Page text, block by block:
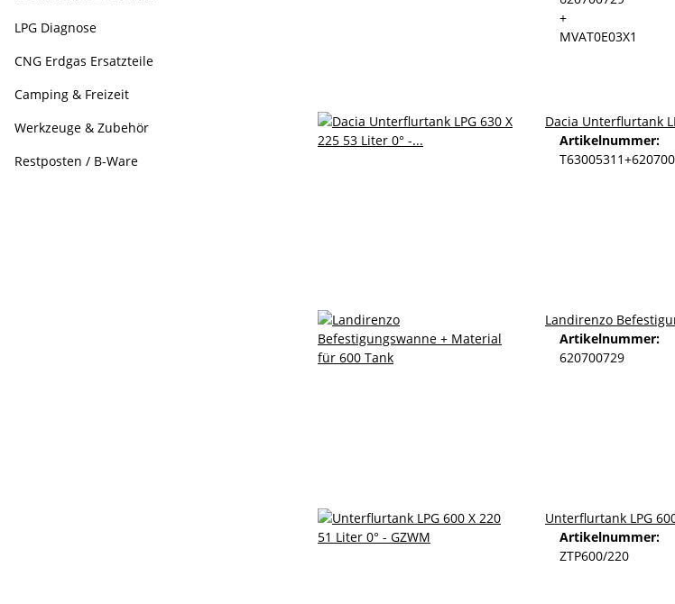
+
MVAT0E03X1
Dacia Unterflurtank
Artikelnummer:
Landirenzo
Artikelnummer:
620700729
Unterflurtank LPG
Artikelnummer:
ZTP600/220
LPG Diagnose
CNG Erdgas Ersatzteile
Camping & Freizeit
Werkzeuge & Zubehör
Restposten / B-Ware